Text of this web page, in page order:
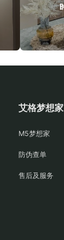
艾格梦想家
M5梦想家
防伪查单
售后及服务